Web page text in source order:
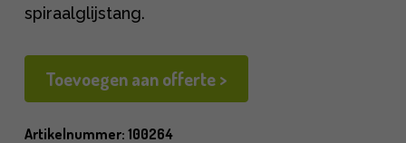
spiraalglijstang.
Toevoegen aan offerte >
Artikelnummer: 100264